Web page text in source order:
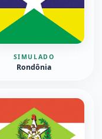
SIMULADO
Rondônia